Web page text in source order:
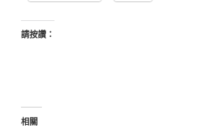
請按讚：
相關